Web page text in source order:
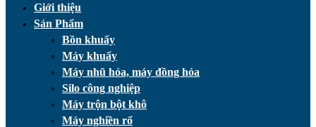
Giới thiệu
Sản Phẩm
Bồn khuấy
Máy khuấy
Máy nhũ hóa, máy đồng hóa
Silo công nghiệp
Máy trộn bột khô
Máy nghiền rổ